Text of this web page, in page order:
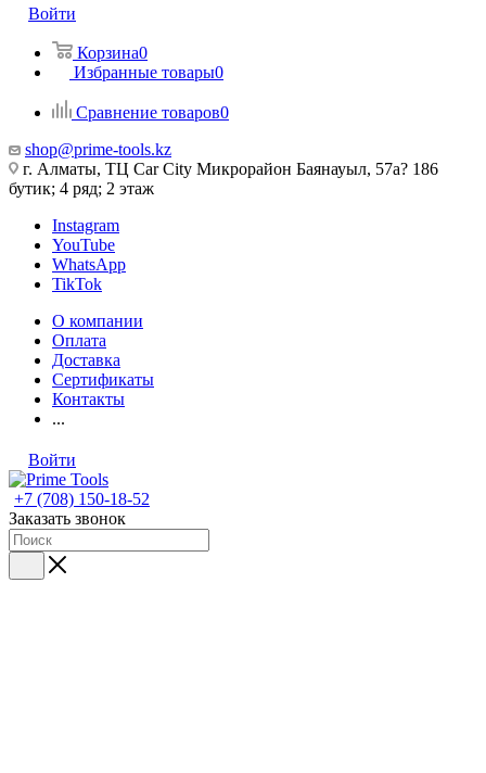
Войти
Корзина0
Избранные товары0
Сравнение товаров0
shop@prime-tools.kz
г. Алматы, ТЦ Car City​ ​Микрорайон Баянауыл, 57а? ​186
бутик; 4 ряд; 2 этаж
Instagram
YouTube
WhatsApp
TikTok
О компании
Оплата
Доставка
Сертификаты
Контакты
...
Войти
+7 (708) 150-18-52
Заказать звонок